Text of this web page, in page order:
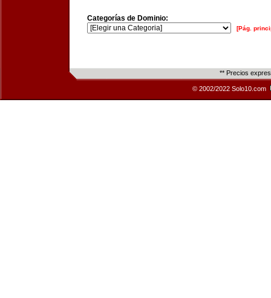
Categorías de Dominio:
[Pág.
** Precios
© 2002/2022 Solo10.com